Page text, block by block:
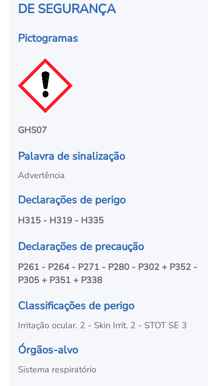
DE SEGURANÇA
Pictogramas
GHS07
Palavra de sinalização
Advertência
Declarações de perigo
H315 - H319 - H335
Declarações de precaução
P261 - P264 - P271 - P280 - P302 + P352 -
P305 + P351 + P338
Classificações de perigo
Irritação ocular. 2 - Skin Irrit. 2 - STOT SE 3
Órgãos-alvo
Sistema respiratório